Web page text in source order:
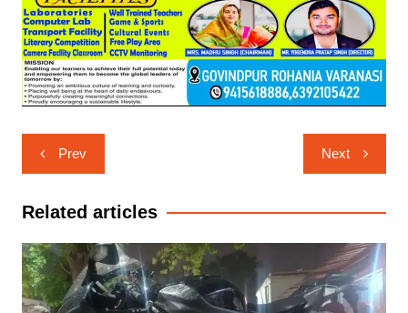
Post
navigation
Prev Next
Related articles